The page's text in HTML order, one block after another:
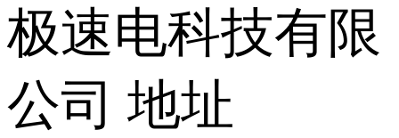
极速电科技有限
公司 地址